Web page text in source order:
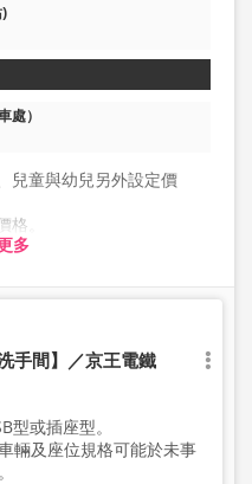
處）
兒童與幼兒另外設定價
。
另加1,000日圓，夜間班車
多
手間】／京王電鐵
型或插座型。
輛及座位規格可能於未事